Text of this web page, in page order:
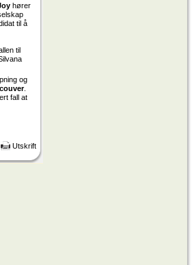
hører
til å
til
og
.
fall at
Utskrift